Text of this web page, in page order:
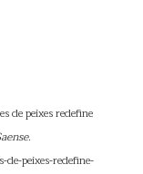
de peixes redefine
.
peixes-redefine-